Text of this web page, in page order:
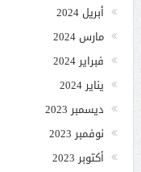
أبريل 2024
مارس 2024
فبراير 2024
يناير 2024
ديسمبر 2023
نوفمبر 2023
أكتوبر 2023